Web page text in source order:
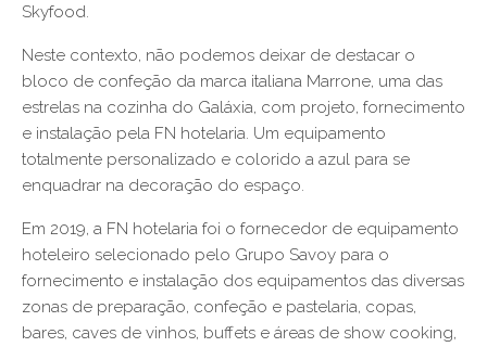
Skyfood.
Neste contexto, não podemos deixar de destacar o
bloco de confeção da marca italiana Marrone, uma das
estrelas na cozinha do Galáxia, com projeto, fornecimento
e instalação pela FN hotelaria. Um equipamento
totalmente personalizado e colorido a azul para se
enquadrar na decoração do espaço.
Em 2019, a FN hotelaria foi o fornecedor de equipamento
hoteleiro selecionado pelo Grupo Savoy para o
fornecimento e instalação dos equipamentos das diversas
zonas de preparação, confeção e pastelaria, copas,
bares, caves de vinhos, buffets e áreas de show cooking,